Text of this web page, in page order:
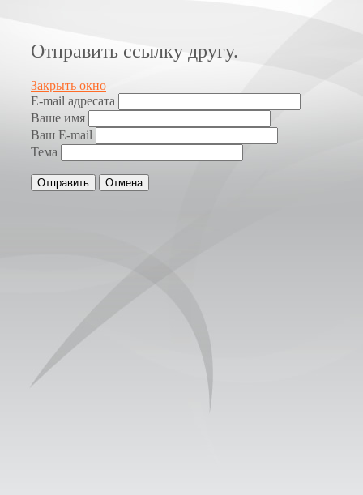
Отправить ссылку другу.
Закрыть окно
E-mail адресата
Ваше имя
Ваш E-mail
Тема
Отправить Отмена